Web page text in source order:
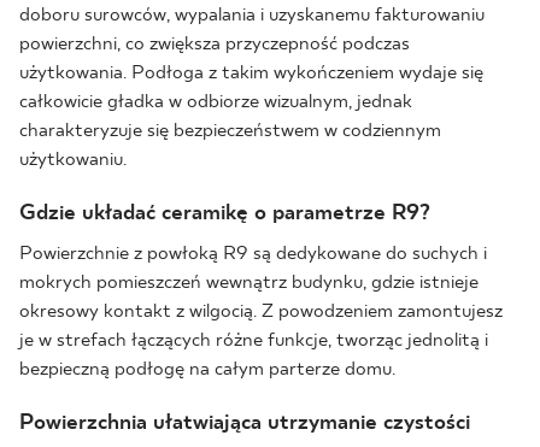
doboru surowców, wypalania i uzyskanemu fakturowaniu
powierzchni, co zwiększa przyczepność podczas
użytkowania. Podłoga z takim wykończeniem wydaje się
całkowicie gładka w odbiorze wizualnym, jednak
charakteryzuje się bezpieczeństwem w codziennym
użytkowaniu.
Gdzie układać ceramikę o parametrze R9?
Powierzchnie z powłoką R9 są dedykowane do suchych i
mokrych pomieszczeń wewnątrz budynku, gdzie istnieje
okresowy kontakt z wilgocią. Z powodzeniem zamontujesz
je w strefach łączących różne funkcje, tworząc jednolitą i
bezpieczną podłogę na całym parterze domu.
Powierzchnia ułatwiająca utrzymanie czystości